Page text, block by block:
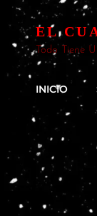
EL
Todo Tiene
INICIO